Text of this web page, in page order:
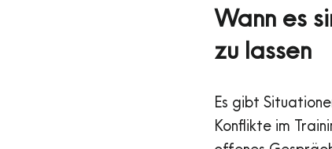
Wann es
zu lassen
Es gibt
Konflikte im